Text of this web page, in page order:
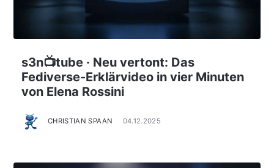
s3n📺tube · Neu vertont: Das
Fediverse-Erklärvideo in vier Minuten
von Elena Rossini
CHRISTIAN SPAAN 04.12.2025